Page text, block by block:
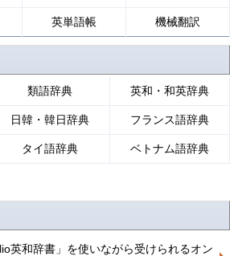
英単語帳 機械翻訳
類語辞典 英和・和英辞典
日韓・韓日辞典 フランス語辞典
タイ語辞典 ベトナム語辞典
英和辞書」を使いながら受けられるオン